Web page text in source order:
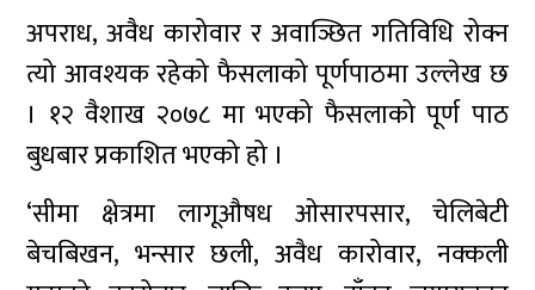
अपराध, अवैध कारोवार र अवाञ्छित गतिविधि रोक्न
त्यो आवश्यक रहेको फैसलाको पूर्णपाठमा उल्लेख छ
। १२ वैशाख २०७८ मा भएको फैसलाको पूर्ण पाठ
बुधबार प्रकाशित भएको हो ।
‘सीमा क्षेत्रमा लागूऔषध ओसारपसार, चेलिबेटी
बेचबिखन, भन्सार छली, अवैध कारोवार, नक्कली